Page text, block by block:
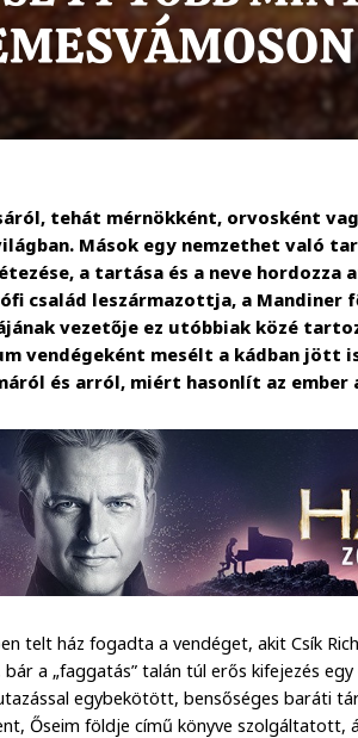
tehát mérnökként, orvosként
Mások egy nemzethet való
a tartása és a neve hordozza
család leszármazottja, a Mandiner
vezetője ez utóbbiak közé
vendégeként mesélt a kádban jött
és arról, miért hasonlít az
telt ház fogadta a vendéget, akit Csík
a „faggatás” talán túl erős kifejezés
egybekötött, bensőséges baráti
Őseim földje című könyve szolgáltatott,